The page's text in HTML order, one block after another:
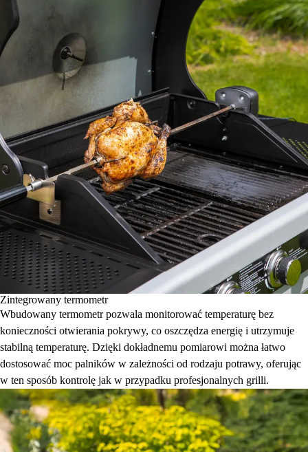
Zintegrowany termometr
Wbudowany termometr pozwala monitorować temperaturę bez
konieczności otwierania pokrywy, co oszczędza energię i utrzymuje
stabilną temperaturę. Dzięki dokładnemu pomiarowi można łatwo
dostosować moc palników w zależności od rodzaju potrawy, oferując
w ten sposób kontrolę jak w przypadku profesjonalnych grilli.